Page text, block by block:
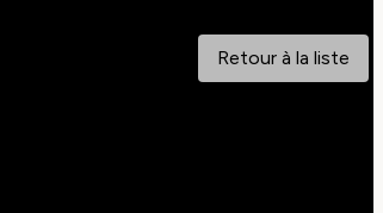
Retour à la liste